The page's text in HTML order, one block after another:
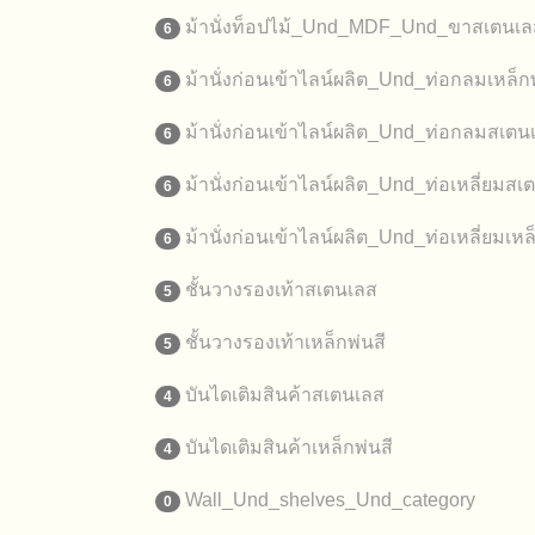
6 ม้านั่งท็อปไม้_Und_MDF_Und_ขาสเตนเ
6 ม้านั่งก่อนเข้าไลน์ผลิต_Und_ท่อกลมเหล็
6 ม้านั่งก่อนเข้าไลน์ผลิต_Und_ท่อกลมสเตน
6 ม้านั่งก่อนเข้าไลน์ผลิต_Und_ท่อเหลี่ยมสเ
6 ม้านั่งก่อนเข้าไลน์ผลิต_Und_ท่อเหลี่ยมเห
5 ชั้นวางรองเท้าสเตนเลส
5 ชั้นวางรองเท้าเหล็กพ่นสี
4 บันไดเติมสินค้าสเตนเลส
4 บันไดเติมสินค้าเหล็กพ่นสี
0 Wall_Und_shelves_Und_category